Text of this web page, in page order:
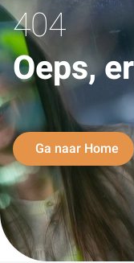
404
Oeps,
Ga naar Home